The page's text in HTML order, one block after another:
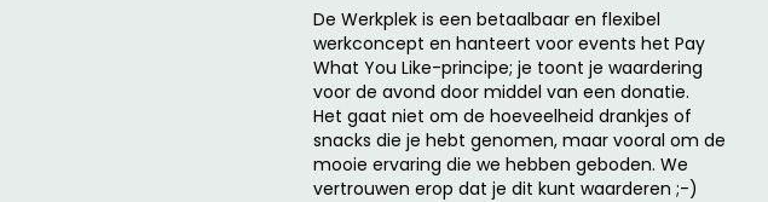
De Werkplek is een betaalbaar en flexibel
werkconcept en hanteert voor events het Pay
What You Like-principe; je toont je waardering
voor de avond door middel van een donatie.
Het gaat niet om de hoeveelheid drankjes of
snacks die je hebt genomen, maar vooral om de
mooie ervaring die we hebben geboden. We
vertrouwen erop dat je dit kunt waarderen ;-)